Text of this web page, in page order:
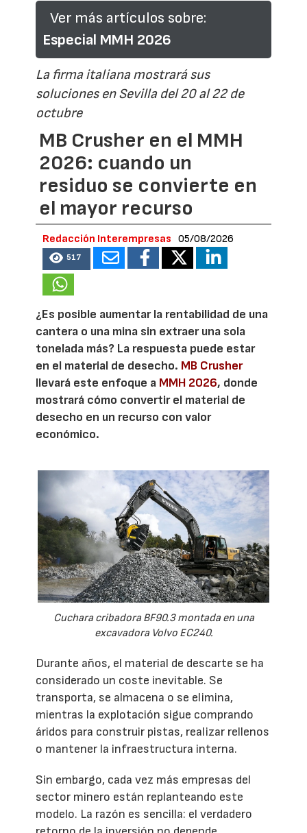
Ver más artículos sobre:
Especial MMH 2026
La firma italiana mostrará sus
soluciones en Sevilla del 20 al 22 de
octubre
MB Crusher en el MMH
2026: cuando un
residuo se convierte en
el mayor recurso
Redacción Interempresas 05/08/2026
517
¿Es posible aumentar la rentabilidad de una
cantera o una mina sin extraer una sola
tonelada más? La respuesta puede estar
en el material de desecho. MB Crusher
llevará este enfoque a MMH 2026, donde
mostrará cómo convertir el material de
desecho en un recurso con valor
económico.
Cuchara cribadora BF90.3 montada en una
excavadora Volvo EC240.
Durante años, el material de descarte se ha
considerado un coste inevitable. Se
transporta, se almacena o se elimina,
mientras la explotación sigue comprando
áridos para construir pistas, realizar rellenos
o mantener la infraestructura interna.
Sin embargo, cada vez más empresas del
sector minero están replanteando este
modelo. La razón es sencilla: el verdadero